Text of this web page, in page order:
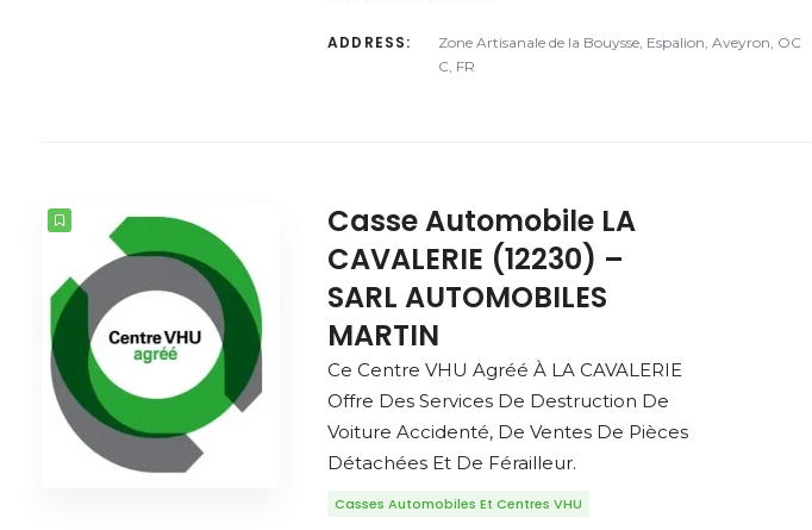
ADDRESS:
Zone Artisanale de la Bouysse, Espalion, Aveyron, OC
C, FR
Casse Automobile LA
CAVALERIE (12230) –
SARL AUTOMOBILES
MARTIN
Ce Centre VHU Agréé À LA CAVALERIE
Offre Des Services De Destruction De
Voiture Accidenté, De Ventes De Pièces
Détachées Et De Férailleur.
Casses Automobiles Et Centres VHU